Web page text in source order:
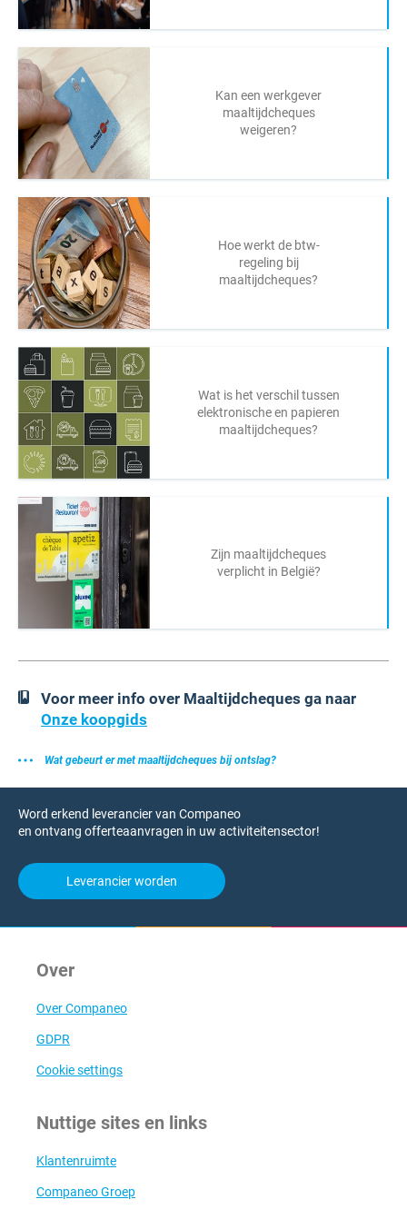
Kan een werkgever
maaltijdcheques
weigeren?
Hoe werkt de btw-
regeling bij
maaltijdcheques?
Wat is het verschil tussen
elektronische en papieren
maaltijdcheques?
Zijn maaltijdcheques
verplicht in België?
Voor meer info over Maaltijdcheques ga naar
Onze koopgids
Wat gebeurt er met maaltijdcheques bij ontslag?
Word erkend leverancier van Companeo
en ontvang offerteaanvragen in uw activiteitensector!
Leverancier worden
Over
Over Companeo
GDPR
Cookie settings
Nuttige sites en links
Klantenruimte
Companeo Groep